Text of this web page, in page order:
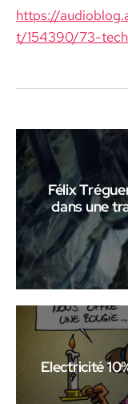
https://
t/154390/73-
Félix
dans une
Electricité